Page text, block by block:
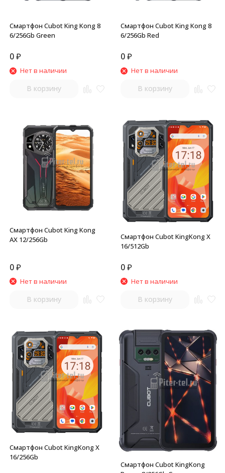
Смартфон Cubot King Kong 8
6/256Gb Green
0₽
Нет в наличии
В корзину
Смартфон Cubot King Kong 8
6/256Gb Red
0₽
Нет в наличии
В корзину
Смартфон Cubot King Kong
AX 12/256Gb
0₽
Нет в наличии
В корзину
Смартфон Cubot KingKong X
16/512Gb
0₽
Нет в наличии
В корзину
Смартфон Cubot KingKong X
16/256Gb
Смартфон Cubot KingKong